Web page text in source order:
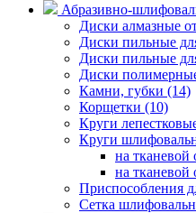
Абразивно-
Диски алмазные
Диски пильные
Диски пильные
Диски
Камни, губки (14)
Корщетки (10)
Круги
Круги
на тканевой
на
Приспособления
Сетка